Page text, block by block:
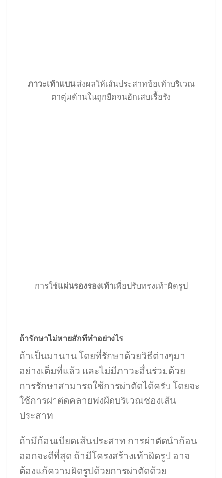
ภาวะเท้าแบนส่งผลให้เส้นประสาทข้อเท้าบริเวณ
ตาตุ่มด้านในถูกยืดจนอักเสบเรื้อรัง
การใช้แผ่นรองรองเท้าเพื่อปรับทรงเท้าผิดรูป
ถ้ารักษาไม่หายสักทีทำอย่างไร
ถ้าเป็นมานาน โดยที่รักษาด้วยวิธีต่างๆมา
อย่างเต็มที่แล้ว และไม่มีภาวะอื่นร่วมด้วย
การรักษาสามารถใช้การผ่าตัดได้ครับ โดยจะ
ใช้การผ่าตัดคลายพังผืดบริเวณช่องเส้น
ประสาท
ถ้ามีก้อนเบียดเส้นประสาท การผ่าตัดนำก้อน
ออกจะดีที่สุด ถ้ามีโครงสร้างเท้าผิดรูป อาจ
ต้องแก้ความผิดรูปด้วยการผ่าตัดด้วย